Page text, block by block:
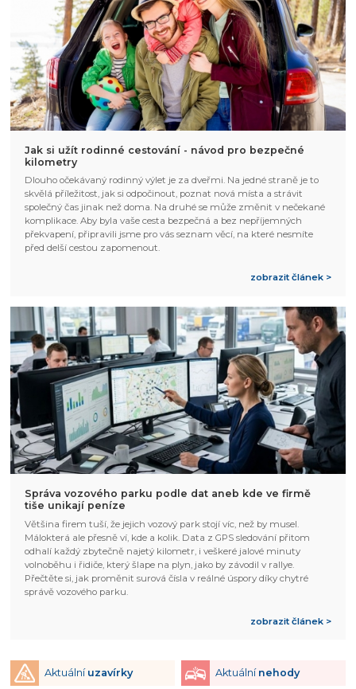
Jak si užít rodinné cestování - návod pro bezpečné
kilometry
Dlouho očekávaný rodinný výlet je za dveřmi. Na jedné straně je to
skvělá příležitost, jak si odpočinout, poznat nová místa a strávit
společný čas jinak než doma. Na druhé se může změnit v nečekané
komplikace. Aby byla vaše cesta bezpečná a bez nepříjemných
překvapení, připravili jsme pro vás seznam věcí, na které nesmíte
před delší cestou zapomenout.
zobrazit článek >
Správa vozového parku podle dat aneb kde ve firmě
tiše unikají peníze
Většina firem tuší, že jejich vozový park stojí víc, než by musel.
Málokterá ale přesně ví, kde a kolik. Data z GPS sledování přitom
odhalí každý zbytečně najetý kilometr, i veškeré jalové minuty
volnoběhu i řidiče, který šlape na plyn, jako by závodil v rallye.
Přečtěte si, jak proměnit surová čísla v reálné úspory díky chytré
správě vozového parku.
zobrazit článek >
Aktuální uzavírky Aktuální nehody